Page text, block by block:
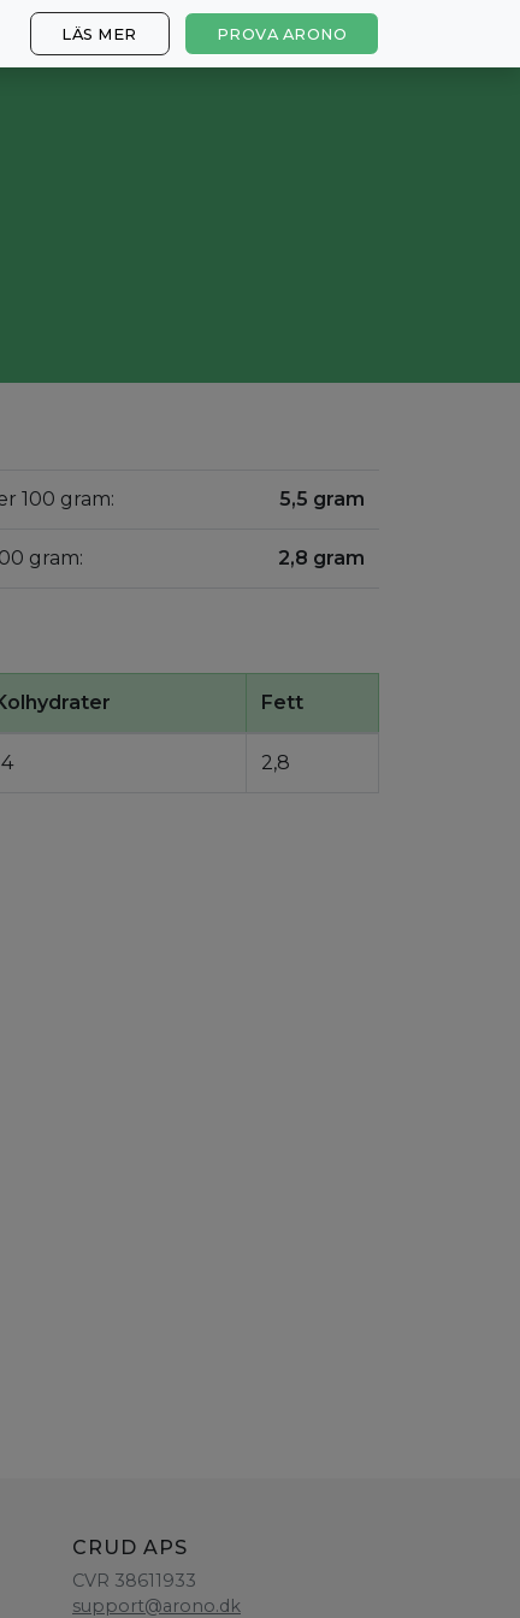
LÄS MER PROVA ARONO
100 gram: 5,5 gram
gram: 2,8 gram
Fett
2,8
CRUD APS
CVR 38611933
support@arono.dk